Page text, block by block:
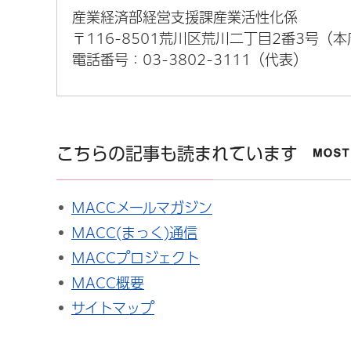
産業経済部経営支援課産業活性化係
〒116-8501荒川区荒川二丁目2番3号（本
電話番号：03-3802-3111（代表）
こちらの記事も読まれています
MACCメールマガジン
MACC(まっく)通信
MACCプロジェクト
MACC概要
サイトマップ